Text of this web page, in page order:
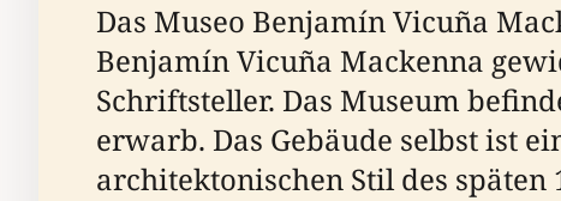
Das Museo Benjamín Vicuña
Benjamín Vicuña Mackenna
Schriftsteller. Das Museum
erwarb. Das Gebäude selbst ist
architektonischen Stil des